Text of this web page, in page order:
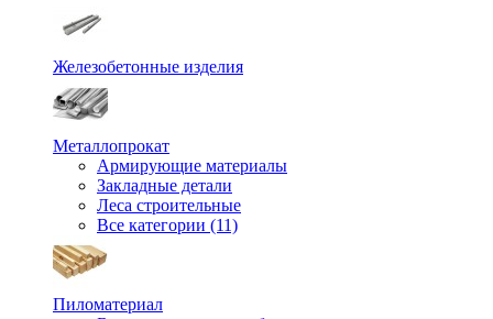
Железобетонные изделия
Металлопрокат
Армирующие материалы
Закладные детали
Леса строительные
Все категории (11)
Пиломатериал